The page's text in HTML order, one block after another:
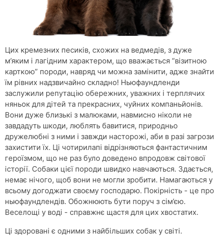
Цих кремезних песиків, схожих на ведмедів, з дуже
м’яким і лагідним характером, що вважається “візитною
карткою” породи, навряд чи можна замінити, адже знайти
їм рівних надзвичайно складно! Ньюфаундленди
заслужили репутацію обережних, уважних і терплячих
няньок для дітей та прекрасних, чуйних компаньйонів.
Вони дуже близькі з малюками, навмисно ніколи не
завдадуть шкоди, люблять бавитися, природньо
дружелюбні з ними і завжди насторожі, аби в разі загрози
захистити їх. Ці чотирилапі відрізняються фантастичним
героїзмом, що не раз було доведено впродовж світової
історії. Собаки цієї породи швидко навчаються. Здається,
немає нічого, щоб вони не могли зробити. Намагаються у
всьому догоджати своєму господарю. Покірність - це про
ньюфаундлендів. Обожнюють бути поруч з сім’єю.
Веселощі у воді - справжнє щастя для цих хвостатих.
Ці здоровані є одними з найбільших собак у світі.